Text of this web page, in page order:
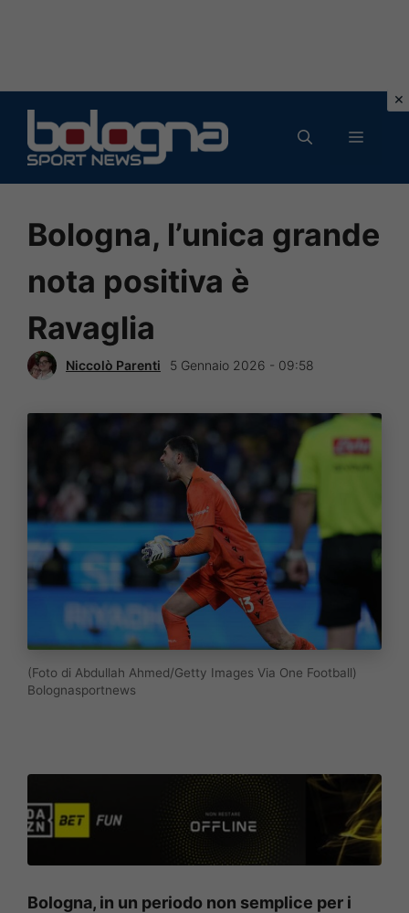
contenuto
MENU
Bologna, l’unica grande
nota positiva è
Ravaglia
Niccolò Parenti 5 Gennaio 2026 - 09:58
(Foto di Abdullah Ahmed/Getty Images Via One Football)
Bolognasportnews
Bologna, in un periodo non semplice per i